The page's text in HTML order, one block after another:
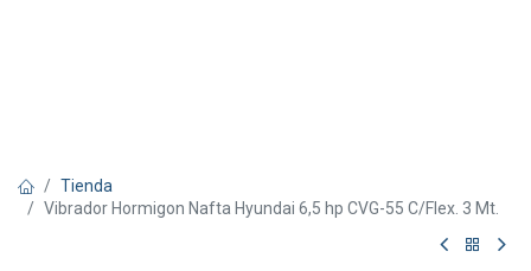
Tienda
Vibrador Hormigon Nafta Hyundai 6,5 hp CVG-55 C/Flex. 3 Mt.